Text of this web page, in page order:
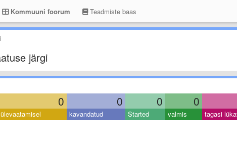
Kommuuni foorum Teadmiste baas
järgi
0 0 0 0
ülevaatamisel kavandatud Started valmis tagasi